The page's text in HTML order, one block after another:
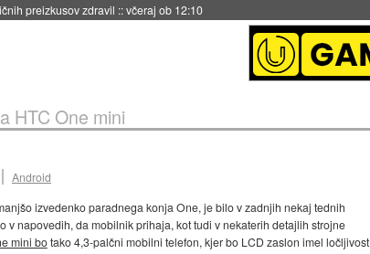
jev za naslednji dve leti::včeraj ob 11:37
HTC One mini
Android
izvedenko paradnega konja One, je bilo v zadnjih nekaj tednih
v napovedih, da mobilnik prihaja, kot tudi v nekaterih detajlih strojne
mini botako 4,3-palčni mobilni telefon, kjer bo LCD zaslon imel ločljivost